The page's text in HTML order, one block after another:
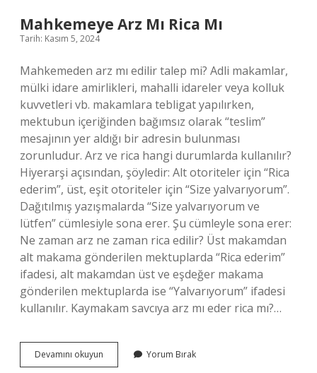
Mahkemeye Arz Mı Rica Mı
Tarih: Kasım 5, 2024
Mahkemeden arz mı edilir talep mi? Adli makamlar,
mülki idare amirlikleri, mahalli idareler veya kolluk
kuvvetleri vb. makamlara tebligat yapılırken,
mektubun içeriğinden bağımsız olarak “teslim”
mesajının yer aldığı bir adresin bulunması
zorunludur. Arz ve rica hangi durumlarda kullanılır?
Hiyerarşi açısından, şöyledir: Alt otoriteler için “Rica
ederim”, üst, eşit otoriteler için “Size yalvarıyorum”.
Dağıtılmış yazışmalarda “Size yalvarıyorum ve
lütfen” cümlesiyle sona erer. Şu cümleyle sona erer:
Ne zaman arz ne zaman rica edilir? Üst makamdan
alt makama gönderilen mektuplarda “Rica ederim”
ifadesi, alt makamdan üst ve eşdeğer makama
gönderilen mektuplarda ise “Yalvarıyorum” ifadesi
kullanılır. Kaymakam savcıya arz mı eder rica mı?…
Devamını okuyun Mahkemeye
Arz
Yorum Bırak